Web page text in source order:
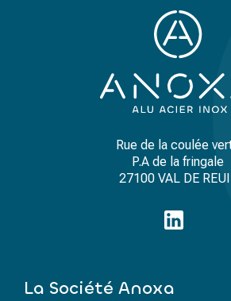
Rue de la coulée
P.A de la fringale
27100 VAL DE
La Société Anoxa